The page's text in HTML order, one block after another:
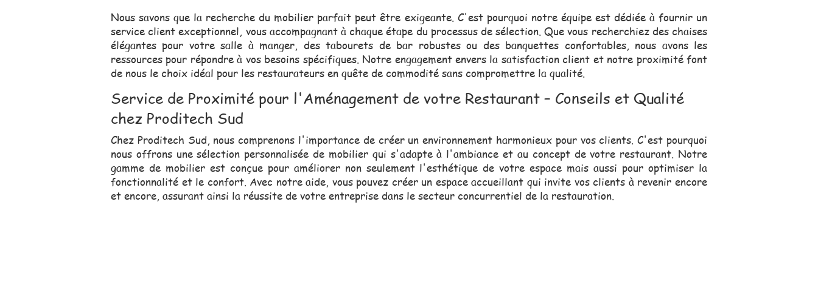
Nous savons que la recherche du mobilier parfait peut être exigeante. C'est pourquoi notre équipe est dédiée à fournir un
service client exceptionnel, vous accompagnant à chaque étape du processus de sélection. Que vous recherchiez des chaises
élégantes pour votre salle à manger, des tabourets de bar robustes ou des banquettes confortables, nous avons les
ressources pour répondre à vos besoins spécifiques. Notre engagement envers la satisfaction client et notre proximité font
de nous le choix idéal pour les restaurateurs en quête de commodité sans compromettre la qualité.
Service de Proximité pour l'Aménagement de votre Restaurant – Conseils et Qualité
chez Proditech Sud
Chez Proditech Sud, nous comprenons l'importance de créer un environnement harmonieux pour vos clients. C'est pourquoi
nous offrons une sélection personnalisée de mobilier qui s'adapte à l'ambiance et au concept de votre restaurant. Notre
gamme de mobilier est conçue pour améliorer non seulement l'esthétique de votre espace mais aussi pour optimiser la
fonctionnalité et le confort. Avec notre aide, vous pouvez créer un espace accueillant qui invite vos clients à revenir encore
et encore, assurant ainsi la réussite de votre entreprise dans le secteur concurrentiel de la restauration.